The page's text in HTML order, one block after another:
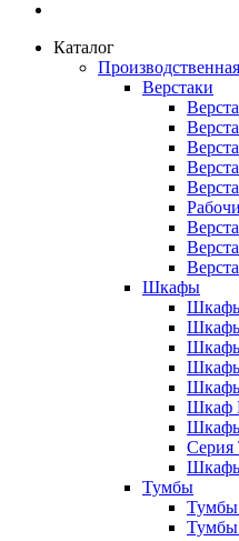
Каталог
Верстаки
Шкафы
Шкаф
Серия
Тумбы